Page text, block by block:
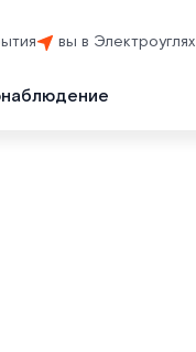
вы в Электроуглях